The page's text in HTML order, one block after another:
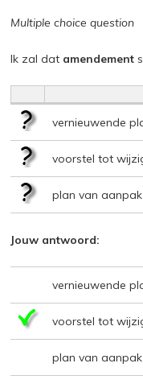
Multiple choice question
Ik zal dat amendement
vernieuwende
voorstel tot
plan van aanpak
Jouw antwoord:
vernieuwende
voorstel tot
plan van aanpak